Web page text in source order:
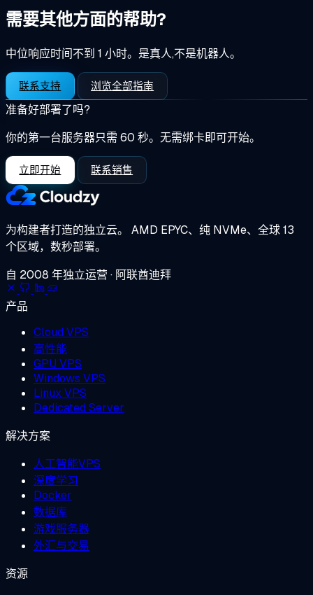
需要其他方面的帮助?
中位响应时间不到 1 小时。是真人,不是机器人。
联系支持 浏览全部指南
准备好部署了吗?
你的第一台服务器只需 60 秒。无需绑卡即可开始。
立即开始 联系销售
为构建者打造的独立云。 AMD EPYC、纯 NVMe、全球 13
个区域，数秒部署。
自 2008 年独立运营 · 阿联酋迪拜
产品
Cloud VPS
高性能
GPU VPS
Windows VPS
Linux VPS
Dedicated Server
解决方案
人工智能VPS
深度学习
Docker
数据库
游戏服务器
外汇与交易
资源